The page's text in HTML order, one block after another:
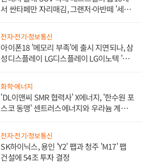
서 싼타페만 자리매김, 그랜저·아반떼 '세단
전자·전기·정보통신
아이폰18 '메모리 부족'에 출시 지연되나, 삼
성디스플레이 LG디스플레이 LG이노텍 '탈
화학·에너지
'DL이앤씨 SMR 협력사' X에너지, '한수원 포
스코 동맹' 센트러스에너지와 우라늄 계약
전자·전기·정보통신
SK하이닉스, 용인 'Y2' 팹과 청주 'M17' 팹
건설에 54조 투자 결정